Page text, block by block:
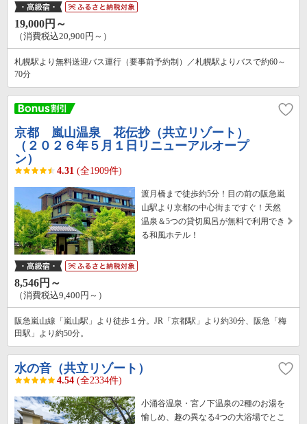
19,000円～
（消費税込20,900円～）
札幌駅より無料送迎バス運行（要事前予約制）／札幌駅よりバスで約60～
70分
京都 嵐山温泉 花伝抄（共立リゾート）
（２０２６年５月１日リニューアルオープ
ン）
4.31 (全1909件)
渡月橋まで徒歩約5分！目の前の阪急嵐
山駅より京都の中心街まですぐ！天然
温泉＆5つの貸切風呂が無料で利用でき
る和風ホテル！
8,546円～
（消費税込9,400円～）
阪急嵐山線「嵐山駅」より徒歩１分。JR「京都駅」より約30分、阪急「梅
田駅」より約50分。
水の音（共立リゾート）
4.54 (全2334件)
小涌谷温泉・宮ノ下温泉の2種のお湯を
愉しめ、趣の異なる4つの大浴場でとこ